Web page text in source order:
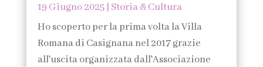
19 Giugno 2025| Storia & Cultura
Ho scoperto per la prima volta la Villa
Romana di Casignana nel 2017 grazie
all'uscita organizzata dall'Associazione